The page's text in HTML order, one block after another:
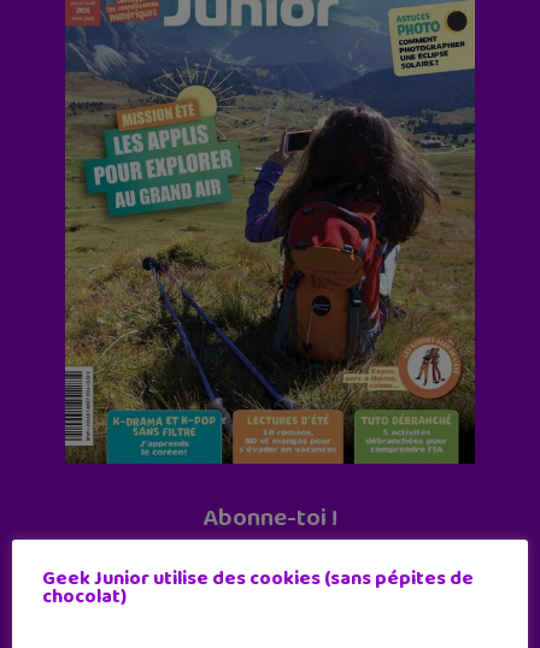
Abonne-toi !
Geek Junior utilise des cookies (sans pépites de
chocolat)